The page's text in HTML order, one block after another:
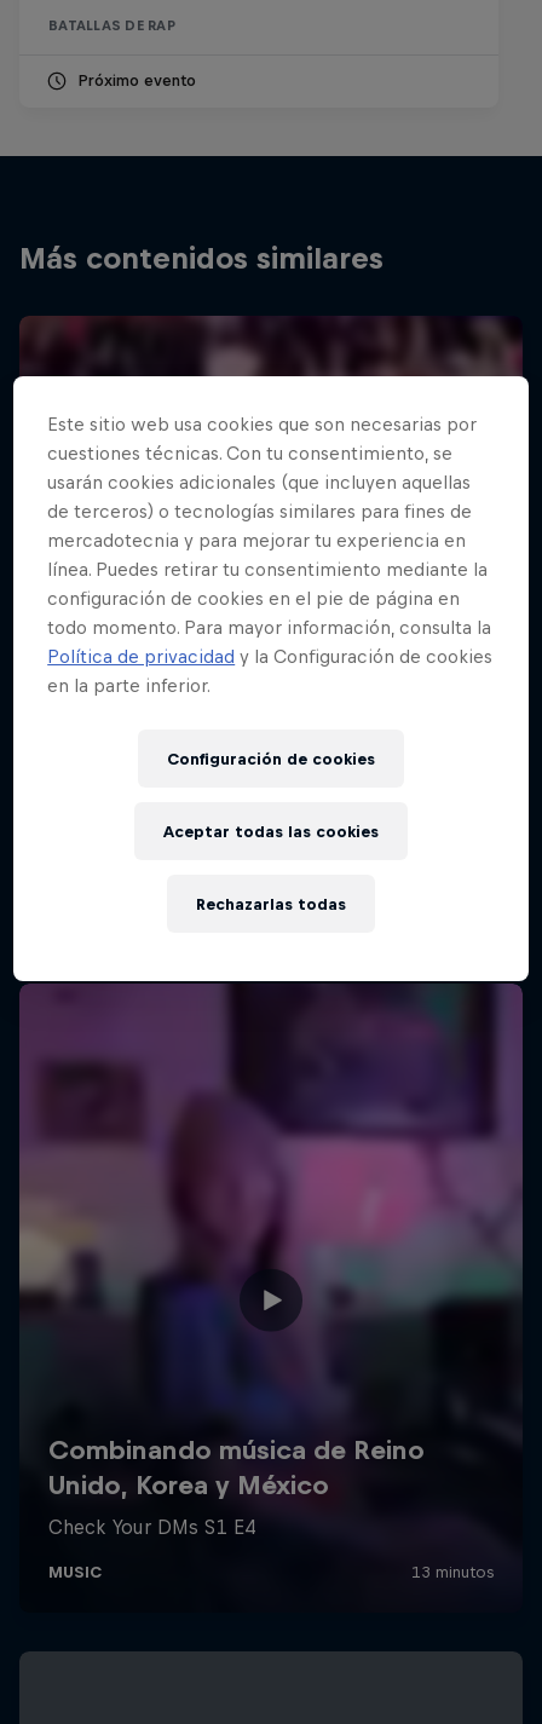
BATALLAS DE RAP
Próximo evento
Más contenidos similares
Este sitio web usa cookies que son necesarias por
cuestiones técnicas. Con tu consentimiento, se
usarán cookies adicionales (que incluyen aquellas
de terceros) o tecnologías similares para fines de
mercadotecnia y para mejorar tu experiencia en
línea. Puedes retirar tu consentimiento mediante la
configuración de cookies en el pie de página en
todo momento. Para mayor información, consulta la
Política de privacidad y la Configuración de cookies
en la parte inferior.
Configuración de cookies
Rechazarlas todas
Aceptar todas las cookies